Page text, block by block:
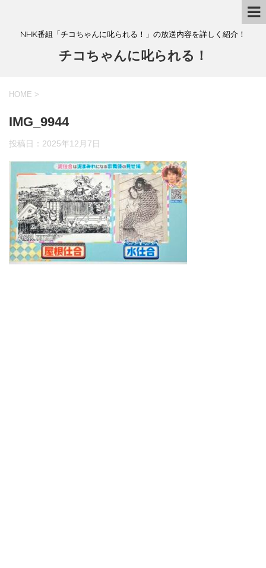
NHK番組「チコちゃんに叱られる！」の放送内容を詳しく紹介！
チコちゃんに叱られる！
HOME >
IMG_9944
投稿日： 2025年12月7日